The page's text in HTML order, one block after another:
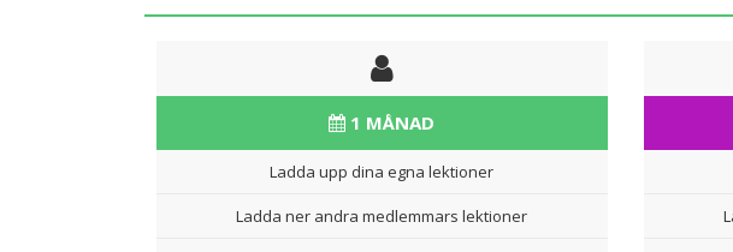
1 MÅNAD
Ladda upp dina egna lektioner
Ladda ner andra medlemmars lektioner